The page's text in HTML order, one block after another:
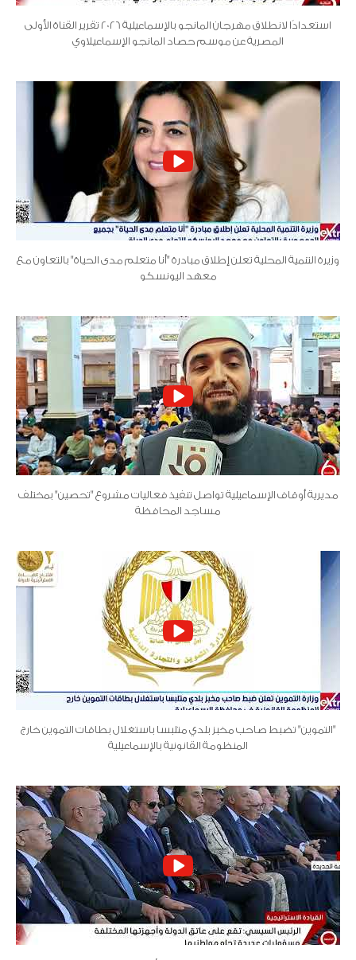
استعدادًا لانطلاق مهرجان المانجو بالإسماعيلية 2026 تقرير القناة الأولى
المصرية عن موسم حصاد المانجو الإسماعيلاوي
وزيرة التنمية المحلية تعلن إطلاق مبادرة "أنا متعلم مدى الحياة" بالتعاون مع
معهد اليونسكو
مديرية أوقاف الإسماعيلية تواصل تنفيذ فعاليات مشروع "تحصين" بمختلف
مساجد المحافظة
"التموين" تضبط صاحب مخبز بلدي متلبسا باستغلال بطاقات التموين خارج
المنظومة القانونية بالإسماعيلية